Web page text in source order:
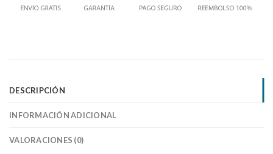
DESCRIPCIÓN
INFORMACIÓN ADICIONAL
VALORACIONES (0)